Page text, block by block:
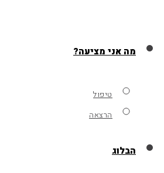
מה אני מציעה?
טיפול
הרצאה
הבלוג